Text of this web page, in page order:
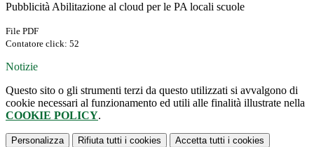
Pubblicità Abilitazione al cloud per le PA locali scuole
File PDF
Contatore click: 52
Notizie
Questo sito o gli strumenti terzi da questo utilizzati si avvalgono di
cookie necessari al funzionamento ed utili alle finalità illustrate nella
COOKIE POLICY.
Personalizza Rifiuta tutti i cookies Accetta tutti i cookies